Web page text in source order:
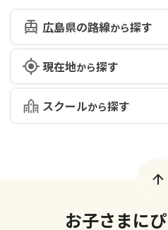
広島県の路線から探す
現在地から探す
スクールから探す
お子さまに